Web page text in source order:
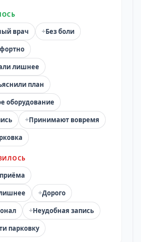
врач +Без боли
лишнее
план
оборудование
+Принимают вовремя
+Дорого
+Неудобная запись
парковку